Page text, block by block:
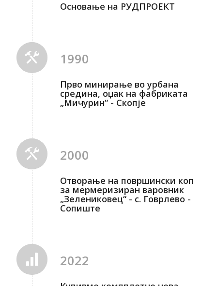
Основање на РУДПРОЕКТ
1990
Прво минирање во урбана
средина, оџак на фабриката
„Мичурин“ - Скопје
2000
Отворање на површински коп
за мермеризиран варовник
„Зелениковец“ - с. Говрлево -
Сопиште
2022